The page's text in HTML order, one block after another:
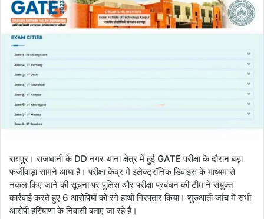
रायपुर। राजधानी के DD नगर थाना क्षेत्र में हुई GATE परीक्षा के दौरान बड़ा
फर्जीवाड़ा सामने आया है। परीक्षा केंद्र में इलेक्ट्रॉनिक डिवाइस के माध्यम से
नकल किए जाने की सूचना पर पुलिस और परीक्षा प्रबंधन की टीम ने संयुक्त
कार्रवाई करते हुए 6 आरोपियों को रंगे हाथों गिरफ्तार किया। शुरुआती जांच में सभी
आरोपी हरियाणा के निवासी बताए जा रहे हैं।